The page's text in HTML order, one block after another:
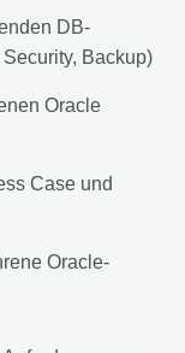
DB-
Backup)
Oracle
Case und
Oracle-